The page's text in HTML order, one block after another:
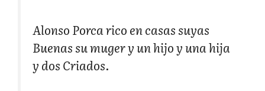
Alonso Porca rico en casas suyas
Buenas su muger y un hijo y una hija
y dos Criados.